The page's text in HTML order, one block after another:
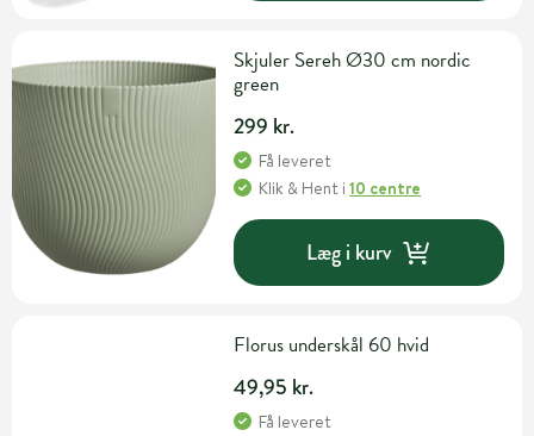
Skjuler Sereh Ø30 cm nordic
green
299 kr.
Få leveret
Klik & Hent i10 centre
Læg i kurv
Florus underskål 60 hvid
49,95 kr.
Få leveret